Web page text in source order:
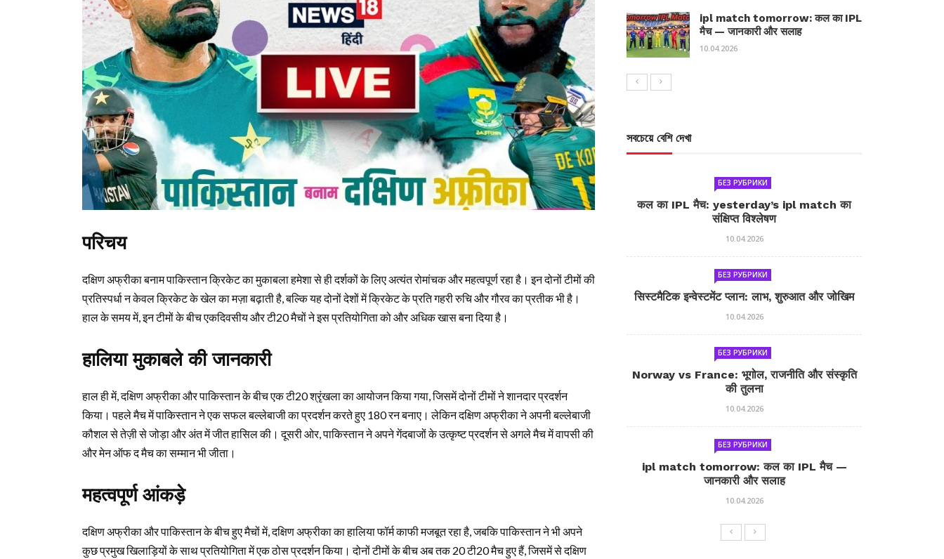
परिचय
दक्षिण अफ्रीका बनाम पाकिस्तान क्रिकेट का मुकाबला हमेशा से ही दर्शकों के लिए अत्यंत रोमांचक और महत्वपूर्ण रहा है। इन दोनों टीमों की
प्रतिस्पर्धा न केवल क्रिकेट के खेल का मज़ा बढ़ाती है, बल्कि यह दोनों देशों में क्रिकेट के प्रति गहरी रुचि और गौरव का प्रतीक भी है।
हाल के समय में, इन टीमों के बीच एकदिवसीय और टी20 मैचों ने इस प्रतियोगिता को और अधिक खास बना दिया है।
हालिया मुकाबले की जानकारी
हाल ही में, दक्षिण अफ्रीका और पाकिस्तान के बीच एक टी20 श्रृंखला का आयोजन किया गया, जिसमें दोनों टीमों ने शानदार प्रदर्शन
किया। पहले मैच में पाकिस्तान ने एक सफल बल्लेबाजी का प्रदर्शन करते हुए 180 रन बनाए। लेकिन दक्षिण अफ्रीका ने अपनी बल्लेबाजी
कौशल से तेज़ी से जोड़ा और अंत में जीत हासिल की। दूसरी ओर, पाकिस्तान ने अपने गेंदबाजों के उत्कृष्ट प्रदर्शन से अगले मैच में वापसी की
और मेन ऑफ द मैच का सम्मान भी जीता।
महत्वपूर्ण आंकड़े
दक्षिण अफ्रीका और पाकिस्तान के बीच हुए मैचों में, दक्षिण अफ्रीका का हालिया फॉर्म काफी मजबूत रहा है, जबकि पाकिस्तान ने भी अपने
कुछ प्रमुख खिलाड़ियों के साथ प्रतियोगिता में एक ठोस प्रदर्शन किया। दोनों टीमों के बीच अब तक 20 टी20 मैच हुए हैं, जिसमें से दक्षिण
ipl match tomorrow: कल का IPL
मैच — जानकारी और सलाह
10.04.2026
সবচেয়ে বেশি দেখা
БЕЗ РУБРИКИ
कल का IPL मैच: yesterday’s ipl match का
संक्षिप्त विश्लेषण
10.04.2026
БЕЗ РУБРИКИ
सिस्टमैटिक इन्वेस्टमेंट प्लान: लाभ, शुरुआत और जोखिम
10.04.2026
БЕЗ РУБРИКИ
Norway vs France: भूगोल, राजनीति और संस्कृति
की तुलना
10.04.2026
БЕЗ РУБРИКИ
ipl match tomorrow: कल का IPL मैच —
जानकारी और सलाह
10.04.2026